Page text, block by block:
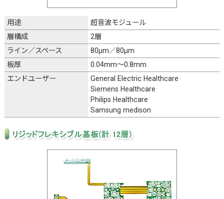
用途
超音波モジュール
層構成
2層
ライン／スペース
80μm／80μm
板厚
0.04mm～0.8mm
エンドユーザー
General Electric Healthcare
Siemens Healthcare
Philips Healthcare
Samsung medison